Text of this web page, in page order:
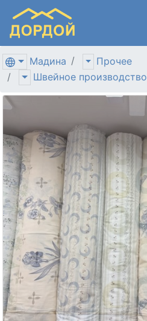
Мадина
Прочее
Швейное производство